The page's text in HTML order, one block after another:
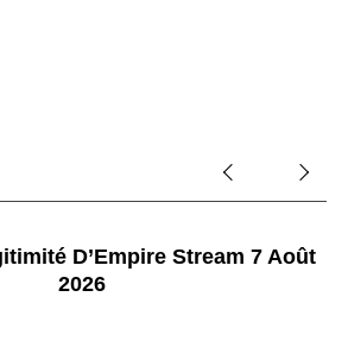
D’Empire Stream 7 Août
2026